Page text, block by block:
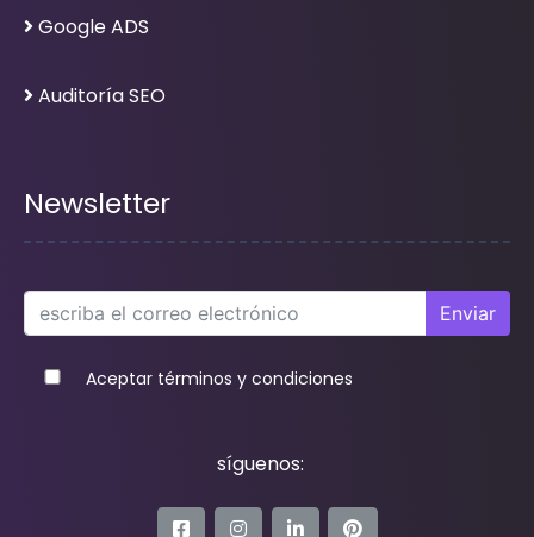
Google ADS
Auditoría SEO
Newsletter
Enviar
Aceptar términos y condiciones
síguenos: